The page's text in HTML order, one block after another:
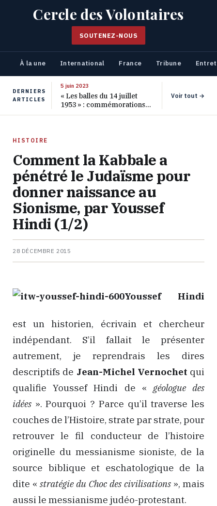
Cercle des Volontaires
SOUTENEZ-NOUS
À la une International France Tribune
DERNIERS
ARTICLES
5 juin 2023
« Les balles du 14 juillet
1953 » : commémorations
pour les 70 ans de ce
Voir tout →
HISTOIRE
Comment la Kabbale a
pénétré le Judaïsme pour
donner naissance au
Sionisme, par Youssef
Hindi (1/2)
28 DÉCEMBRE 2015
Youssef Hindi
est un historien, écrivain et chercheur
indépendant. S’il fallait le présenter
autrement, je reprendrais les dires
descriptifs de Jean-Michel Vernochet qui
qualifie Youssef Hindi de « géologue des
idées ». Pourquoi ? Parce qu’il traverse les
couches de l’Histoire, strate par strate, pour
retrouver le fil conducteur de l’histoire
originelle du messianisme sioniste, de la
source biblique et eschatologique de la
dite « stratégie du Choc des civilisations », mais
aussi le messianisme judéo-protestant.